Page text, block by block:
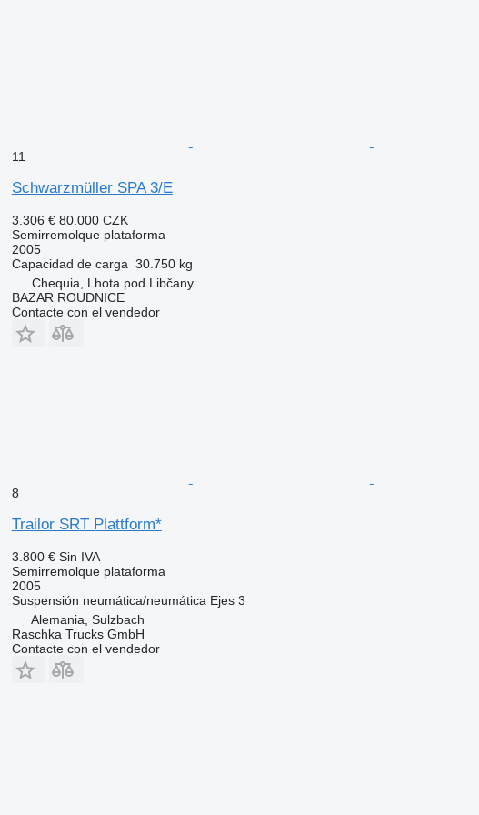
11
Schwarzmüller SPA 3/E
3.306 € 80.000 CZK
Semirremolque plataforma
2005
Capacidad de carga 30.750 kg
Chequia, Lhota pod Libčany
BAZAR ROUDNICE
Contacte con el vendedor
8
Trailor SRT Plattform*
3.800 € Sin IVA
Semirremolque plataforma
2005
Suspensión neumática/neumática Ejes 3
Alemania, Sulzbach
Raschka Trucks GmbH
Contacte con el vendedor